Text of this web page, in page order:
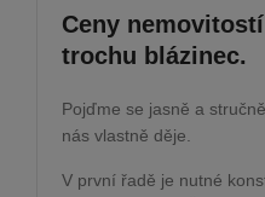
Ceny
trochu blázinec.
Pojďme se jasně a
nás vlastně děje.
V první řadě je nutné